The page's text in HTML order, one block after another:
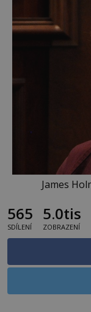
James
565
SDÍLENÍ
5.0tis
ZOBRAZENÍ